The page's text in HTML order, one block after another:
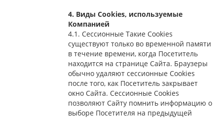
4. Виды Cookies, используемые
Компанией
4.1. Сессионные Такие Cookies
существуют только во временной памяти
в течение времени, когда Посетитель
находится на странице Сайта. Браузеры
обычно удаляют сессионные Cookies
после того, как Посетитель закрывает
окно Сайта. Сессионные Cookies
позволяют Сайту помнить информацию о
выборе Посетителя на предыдущей